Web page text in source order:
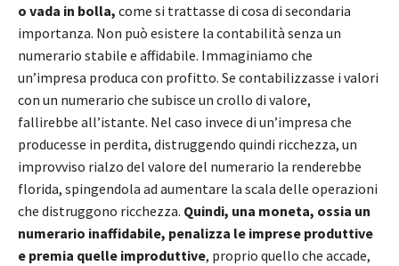
o vada in bolla, come si trattasse di cosa di secondaria
importanza. Non può esistere la contabilità senza un
numerario stabile e affidabile. Immaginiamo che
un’impresa produca con profitto. Se contabilizzasse i valori
con un numerario che subisce un crollo di valore,
fallirebbe all’istante. Nel caso invece di un’impresa che
producesse in perdita, distruggendo quindi ricchezza, un
improvviso rialzo del valore del numerario la renderebbe
florida, spingendola ad aumentare la scala delle operazioni
che distruggono ricchezza. Quindi, una moneta, ossia un
numerario inaffidabile, penalizza le imprese produttive
e premia quelle improduttive, proprio quello che accade,